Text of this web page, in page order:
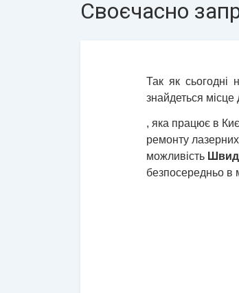
Своєчасно
Так як сьогодні
знайдеться
, яка працює в
ремонту
можливість
безпосередньо в